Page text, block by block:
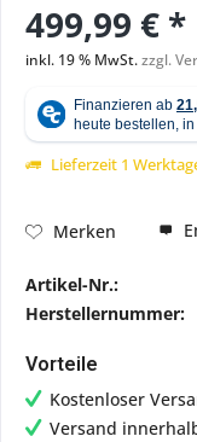
499,99 € *
inkl. 19 % MwSt.zzgl.
Lieferzeit 1
Merken
Artikel-Nr.:
Herstellernummer:
Vorteile
Kostenloser
Versand